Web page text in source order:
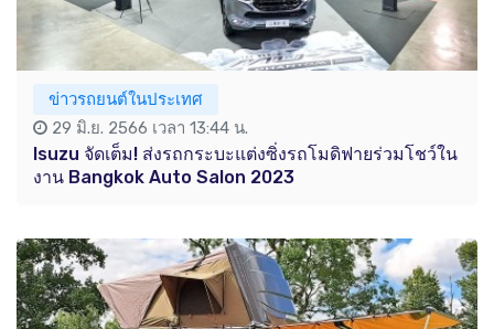
ข่าวรถยนต์ในประเทศ
29 มิ.ย. 2566 เวลา 13:44 น.
Isuzu จัดเต็ม! ส่งรถกระบะแต่งซิ่งรถโมดิฟายร่วมโชว์ใน
งาน Bangkok Auto Salon 2023